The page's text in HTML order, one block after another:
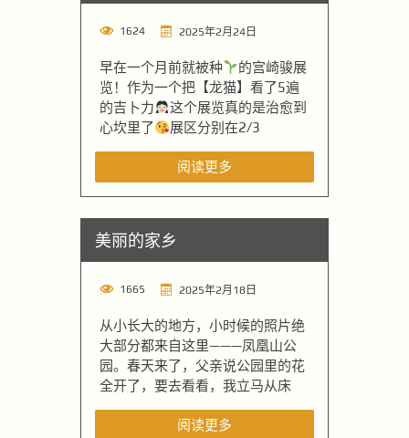
1624 2025年2月24日
早在一个月前就被种
的宫崎骏展
览！作为一个把【龙猫】看了5遍
的吉卜力
这个展览真的是治愈到
心坎里了
展区分别在2/3
阅读更多
美丽的家乡
1665 2025年2月18日
从小长大的地方，小时候的照片绝
大部分都来自这里———凤凰山公
园。春天来了，父亲说公园里的花
全开了，要去看看，我立马从床
阅读更多